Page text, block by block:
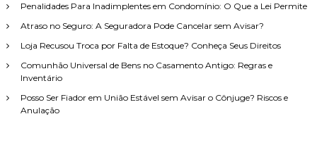
Penalidades Para Inadimplentes em Condomínio: O Que a Lei Permite
Atraso no Seguro: A Seguradora Pode Cancelar sem Avisar?
Loja Recusou Troca por Falta de Estoque? Conheça Seus Direitos
Comunhão Universal de Bens no Casamento Antigo: Regras e
Inventário
Posso Ser Fiador em União Estável sem Avisar o Cônjuge? Riscos e
Anulação